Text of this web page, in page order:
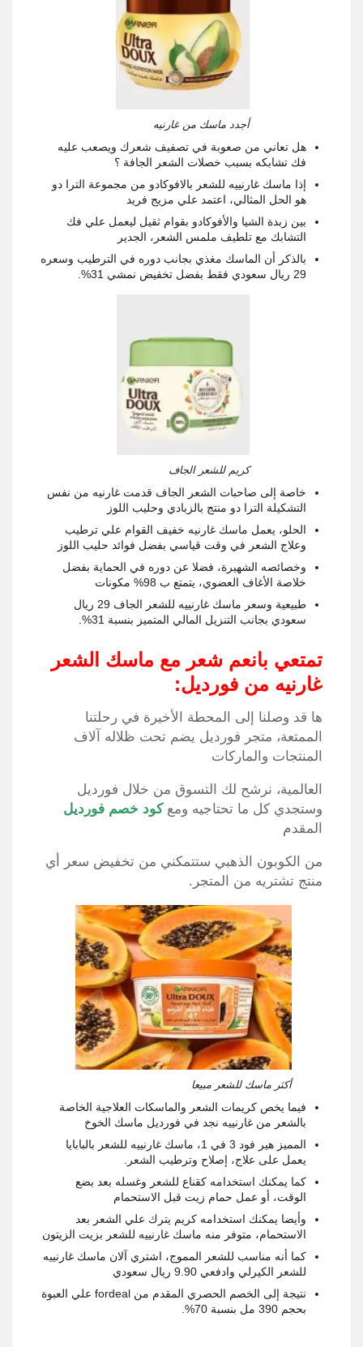
أجدد ماسك من غارنيه
هل تعاني من صعوبة في تصفيف شعرك ويصعب عليه
فك تشابكه بسبب خصلات الشعر الجافة ؟
إذا ماسك غارنييه للشعر بالافوكادو من مجموعة الترا دو
هو الحل المثالي، اعتمد علي مزيج فريد
بين زبدة الشيا والأفوكادو بقوام ثقيل ليعمل علي فك
التشابك مع تلطيف ملمس الشعر، الجدير
بالذكر أن الماسك مغذي بجانب دوره في الترطيب وسعره
29 ريال سعودي فقط بفضل تخفيض نمشي 31%.
كريم للشعر الجاف
خاصة إلى صاحبات الشعر الجاف قدمت غارنيه من نفس
التشكيلة الترا دو منتج بالزبادي وحليب اللوز
الحلو، يعمل ماسك غارنيه خفيف القوام علي ترطيب
وعلاج الشعر في وقت قياسي بفضل فوائد حليب اللوز
وخصائصه الشهيرة، فضلا عن دوره في الحماية بفضل
خلاصة الأغاف العضوي، يتمتع ب 98% مكونات
طبيعية وسعر ماسك غارنييه للشعر الجاف 29 ريال
سعودي بجانب التنزيل المالي المتميز بنسبة 31%.
تمتعي بانعم شعر مع ماسك الشعر
غارنيه من فورديل:
ها قد وصلنا إلى المحطة الأخيرة في رحلتنا
الممتعة، متجر فورديل يضم تحت ظلاله آلاف
المنتجات والماركات
العالمية، نرشح لك التسوق من خلال فورديل
وستجدي كل ما تحتاجيه ومعكود خصم فورديل
المقدم
من الكوبون الذهبي ستتمكني من تخفيض سعر أي
منتج تشتريه من المتجر.
أكثر ماسك للشعر مبيعا
فيما يخص كريمات الشعر والماسكات العلاجية الخاصة
بالشعر من غارنييه نجد في فورديل ماسك الخوخ
المميز هير فود 3 في 1، ماسك غارنييه للشعر بالبابايا
يعمل على علاج، إصلاح وترطيب الشعر.
كما يمكنك استخدامه كقناع للشعر وغسله بعد بضع
الوقت، أو عمل حمام زيت قبل الاستحمام
وأيضا يمكنك استخدامه كريم يترك علي الشعر بعد
الاستحمام، متوفر منه ماسك غارنييه للشعر بزيت الزيتون
كما أنه مناسب للشعر المموج، اشتري آلان ماسك غارنييه
للشعر الكيرلي وادفعي 9.90 ريال سعودي
نتيجة إلى الخصم الحصري المقدم من fordeal علي العبوة
بحجم 390 مل بنسبة 70%.